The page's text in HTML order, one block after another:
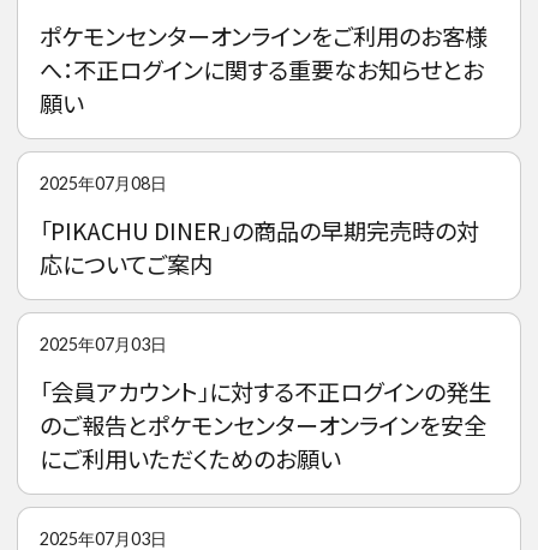
ポケモンセンターオンラインをご利用のお客様
へ：不正ログインに関する重要なお知らせとお
願い
2025年07月08日
「PIKACHU DINER」の商品の早期完売時の対
応についてご案内
2025年07月03日
「会員アカウント」に対する不正ログインの発生
のご報告とポケモンセンターオンラインを安全
にご利用いただくためのお願い
2025年07月03日